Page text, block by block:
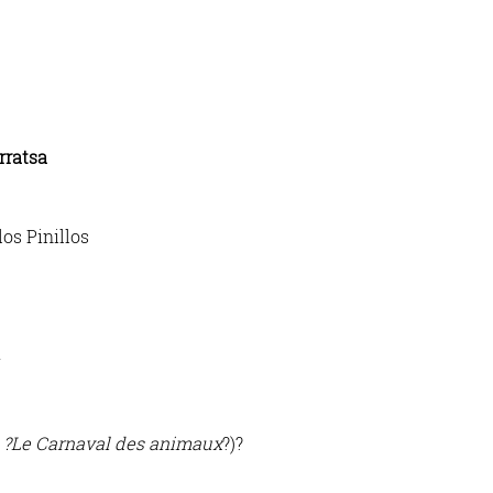
Pinillos
Carnaval des animaux?)?